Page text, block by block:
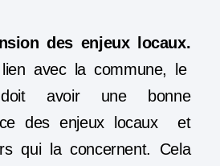
des enjeux locaux.
avec la commune, le
doit avoir une bonne
des enjeux locaux et
qui la concernent. Cela